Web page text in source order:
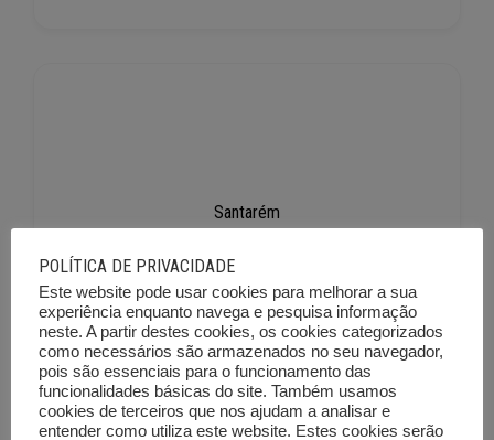
Santarém
POLÍTICA DE PRIVACIDADE
Este website pode usar cookies para melhorar a sua
experiência enquanto navega e pesquisa informação
neste. A partir destes cookies, os cookies categorizados
como necessários são armazenados no seu navegador,
pois são essenciais para o funcionamento das
funcionalidades básicas do site. Também usamos
cookies de terceiros que nos ajudam a analisar e
entender como utiliza este website. Estes cookies serão